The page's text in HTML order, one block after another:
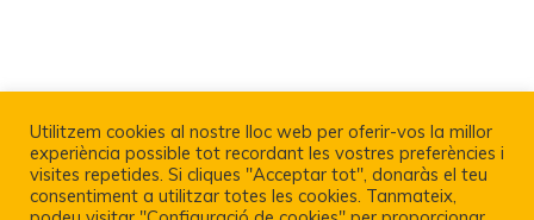
Utilitzem cookies al nostre lloc web per oferir-vos la millor
experiència possible tot recordant les vostres preferències i
visites repetides. Si cliques "Acceptar tot", donaràs el teu
consentiment a utilitzar totes les cookies. Tanmateix,